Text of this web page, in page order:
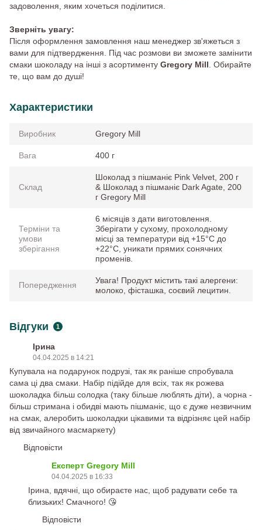
задоволення, яким хочеться поділитися.
Зверніть увагу:
Після оформлення замовлення наш менеджер зв'яжеться з
вами для підтвердження. Під час розмови ви зможете замінити
смаки шоколаду на інші з асортименту Gregory Mill . Обирайте
те, що вам до душі!
Характеристики
Виробник Gregory Mill
Вага 400 г
Склад
Шоколад з пішманіє Pink Velvet, 200 г
& Шоколад з пішманіє Dark Agate, 200
г Gregory Mill
Терміни та
умови
зберігання
6 місяців з дати виготовлення.
Зберігати у сухому, прохолодному
місці за температури від +15°C до
+22°C, уникати прямих сонячних
променів.
Попередження
Увага! Продукт містить такі алергени:
молоко, фісташка, соєвий лецитин.
Відгуки 1
Ірина
04.04.2025 в 14:21
Купувала на подарунок подрузі, так як раніше спробувала
сама ці два смаки. Набір підійде для всіх, так як рожева
шоколадка більш солодка (таку більше люблять діти), а чорна -
більш стримана і обидві мають пішманіє, що є дуже незвичним
на смак, алеробить шоколадки цікавими та відрізняє цей набір
від звичайного масмаркету)
Відповісти
Експерт Gregory Mill
04.04.2025 в 16:33
Ірина, вдячні, що обираєте нас, щоб радувати себе та
близьких! Смачного! 😘
Відповісти